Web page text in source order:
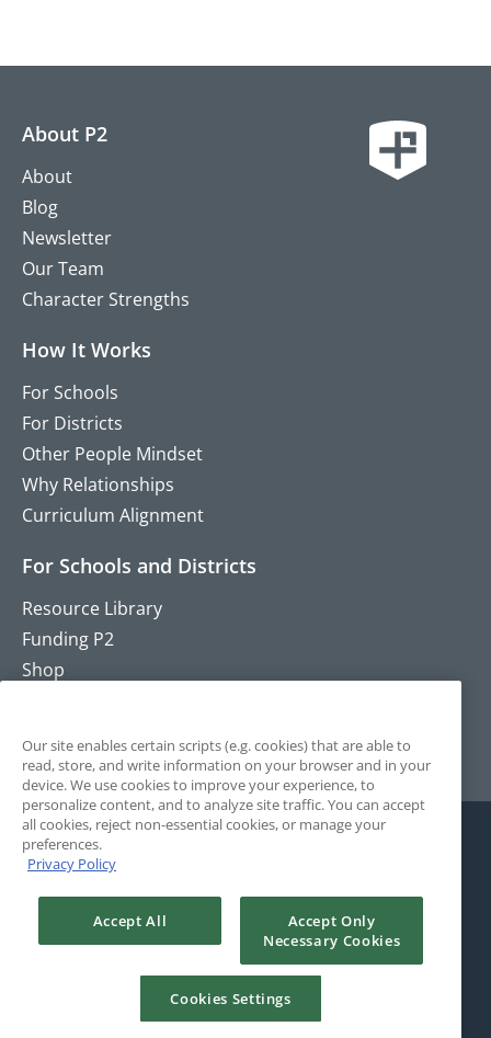
About P2
About
Blog
Newsletter
Our Team
Character Strengths
How It Works
For Schools
For Districts
Other People Mindset
Why Relationships
Curriculum Alignment
For Schools and Districts
Resource Library
Funding P2
Shop
Terms and Conditions
Our site enables certain scripts (e.g. cookies) that are able to
read, store, and write information on your browser and in your
device. We use cookies to improve your experience, to
personalize content, and to analyze site traffic. You can accept
all cookies, reject non-essential cookies, or manage your
preferences.
Privacy Policy
Accept All
Accept Only
Necessary Cookies
Cookies Settings